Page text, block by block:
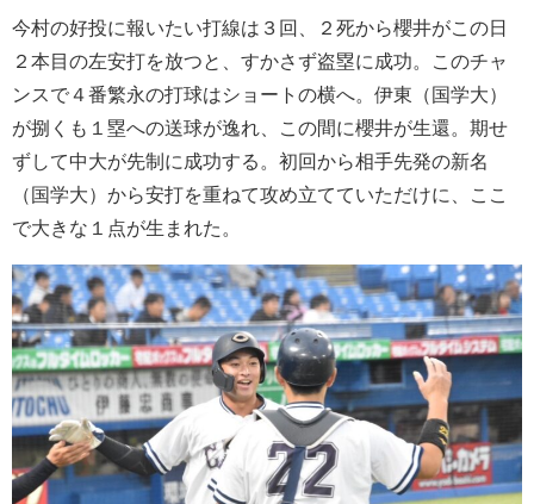
今村の好投に報いたい打線は３回、２死から櫻井がこの日
２本目の左安打を放つと、すかさず盗塁に成功。このチャ
ンスで４番繁永の打球はショートの横へ。伊東（国学大）
が捌くも１塁への送球が逸れ、この間に櫻井が生還。期せ
ずして中大が先制に成功する。初回から相手先発の新名
（国学大）から安打を重ねて攻め立てていただけに、ここ
で大きな１点が生まれた。